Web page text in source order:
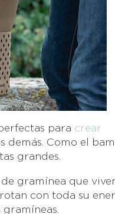
para crear
demás. Como el
grandes.
gramínea que
con toda su